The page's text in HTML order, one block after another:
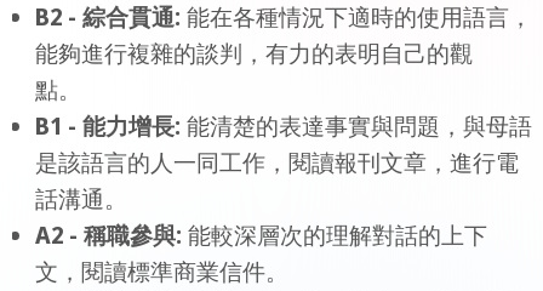
B2 - 綜合貫通: 能在各種情況下適時的使用語言，
能夠進行複雜的談判，有力的表明自己的觀
點。
B1 - 能力增長: 能清楚的表達事實與問題，與母語
是該語言的人一同工作，閱讀報刊文章，進行電
話溝通。
A2 - 稱職參與: 能較深層次的理解對話的上下
文，閱讀標準商業信件。